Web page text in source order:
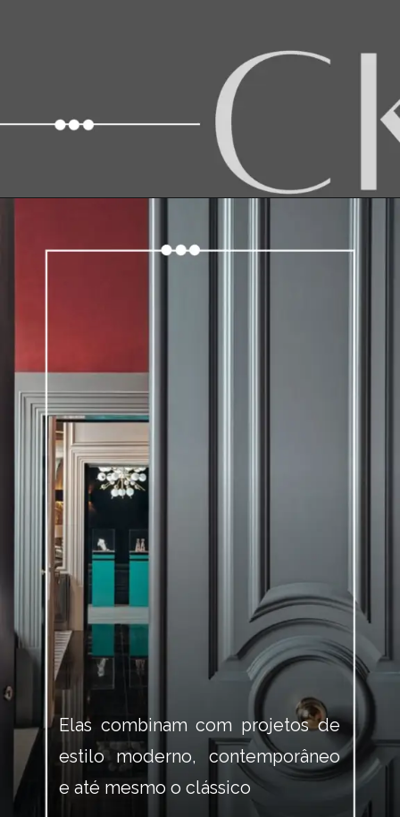
Elas combinam com projetos de
estilo moderno, contemporâneo
e até mesmo o clássico